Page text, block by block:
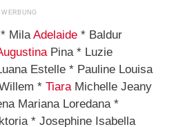
Mila Adelaide * Baldur
Pina * Luzie
Estelle * Pauline Louisa
* Tiara Michelle Jeany
Mariana Loredana *
* Josephine Isabella